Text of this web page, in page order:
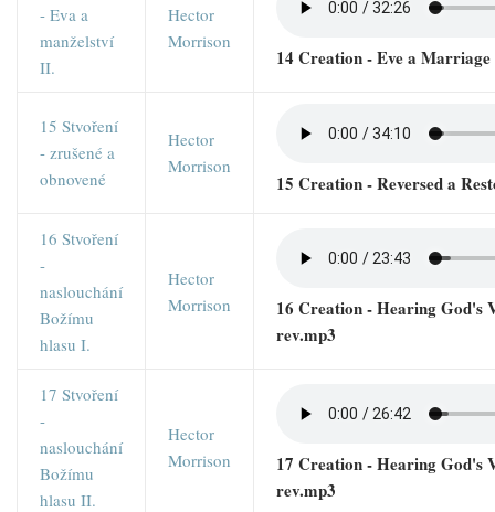
- Eva a
manželství
II.
Hector
Morrison
14 Creation - Eve a
15 Stvoření
- zrušené a
obnovené
Hector
Morrison
15 Creation - Reversed a
16 Stvoření
-
naslouchání
Božímu
hlasu I.
Hector
Morrison
16 Creation - Hearing God's
rev.mp3
17 Stvoření
-
naslouchání
Božímu
hlasu II.
Hector
Morrison
17 Creation - Hearing God's
rev.mp3